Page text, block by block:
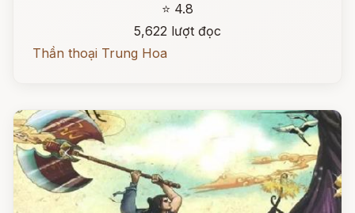
⭐ 4.8
5,622 lượt đọc
Thần thoại Trung Hoa